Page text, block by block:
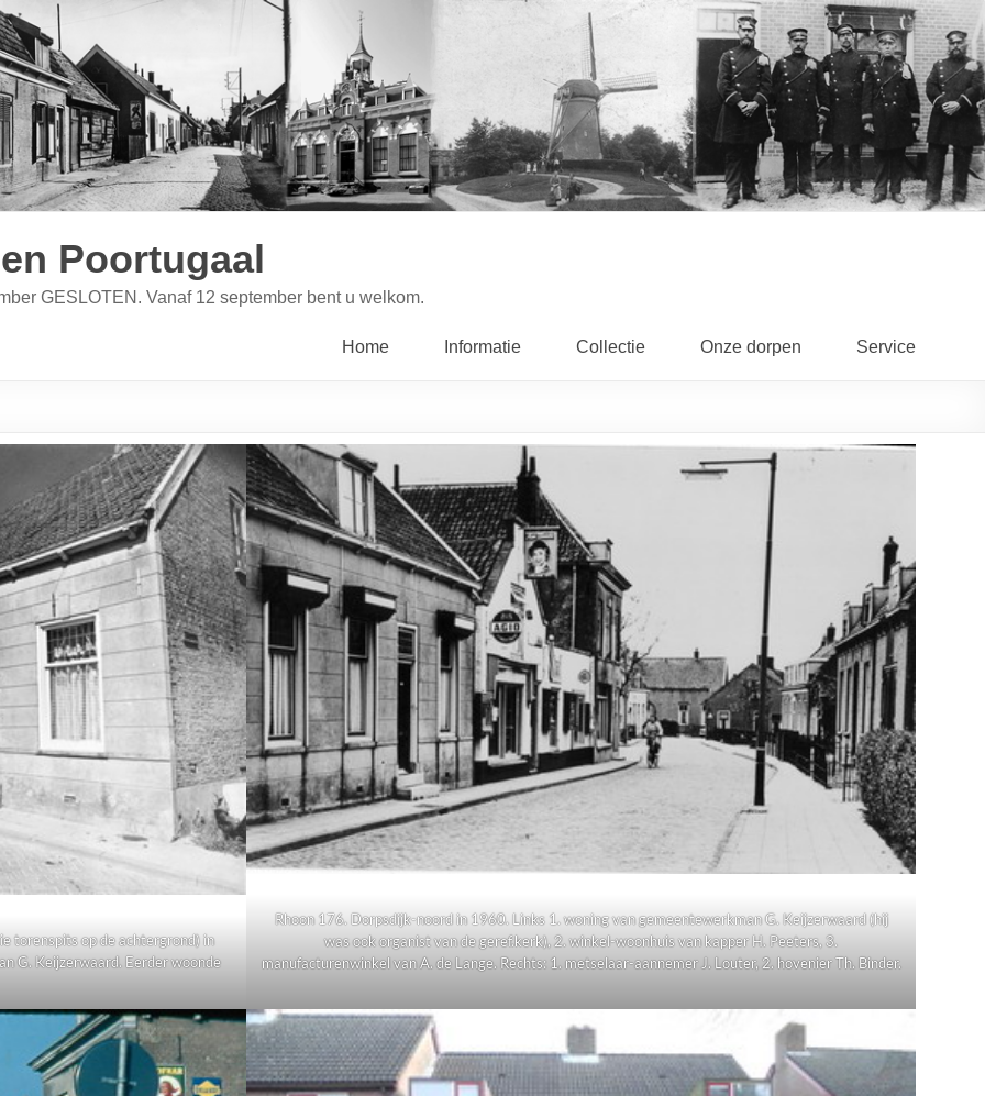
Poortugaal
GESLOTEN. Vanaf 12 september bent u welkom.
Home Informatie Collectie Onze dorpen Service
torenspits op de achtergrond) in
G. Keijzerwaard. Eerder woonde
Rhoon 176. Dorpsdijk-noord in 1960. Links 1. woning van gemeentewerkman G. Keijzerwaard (hij
was ook organist van de geref.kerk), 2. winkel-woonhuis van kapper H. Peeters, 3.
manufacturenwinkel van A. de Lange. Rechts: 1. metselaar-aannemer J. Louter, 2. hovenier Th. Binder.